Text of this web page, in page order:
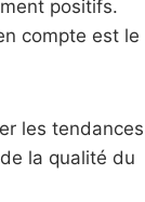
positifs.
compte est le
les tendances
la qualité du